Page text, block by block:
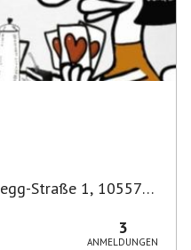
Straße 1, 10557
3
ANMELDUNGEN